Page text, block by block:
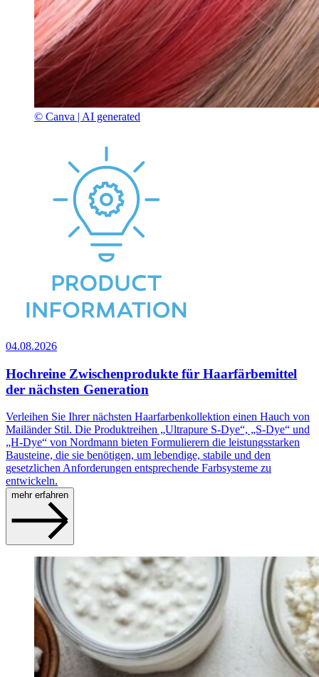
© Canva | AI generated
04.08.2026
Hochreine Zwischenprodukte für Haarfärbemittel
der nächsten Generation
Verleihen Sie Ihrer nächsten Haarfarbenkollektion einen Hauch von
Mailänder Stil. Die Produktreihen „Ultrapure S‑Dye“, „S‑Dye“ und
„H‑Dye“ von Nordmann bieten Formulierern die leistungsstarken
Bausteine, die sie benötigen, um lebendige, stabile und den
gesetzlichen Anforderungen entsprechende Farbsysteme zu
entwickeln.
mehr erfahren